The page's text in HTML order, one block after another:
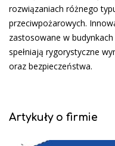
rozwiązaniach różnego
przeciwpożarowych.
zastosowane w
spełniają rygorystyczne
oraz bezpieczeństwa.
Artykuły o firmie